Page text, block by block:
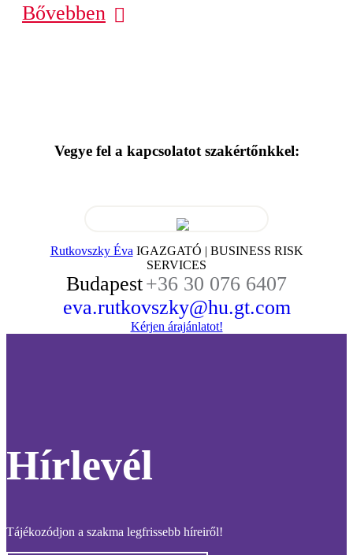
Bővebben
Vegye fel a kapcsolatot szakértőnkkel:
Rutkovszky Éva IGAZGATÓ | BUSINESS RISK
SERVICES
Budapest+36 30 076 6407
eva.rutkovszky@hu.gt.com
Kérjen árajánlatot!
Hírlevél
Tájékozódjon a szakma legfrissebb híreiről!